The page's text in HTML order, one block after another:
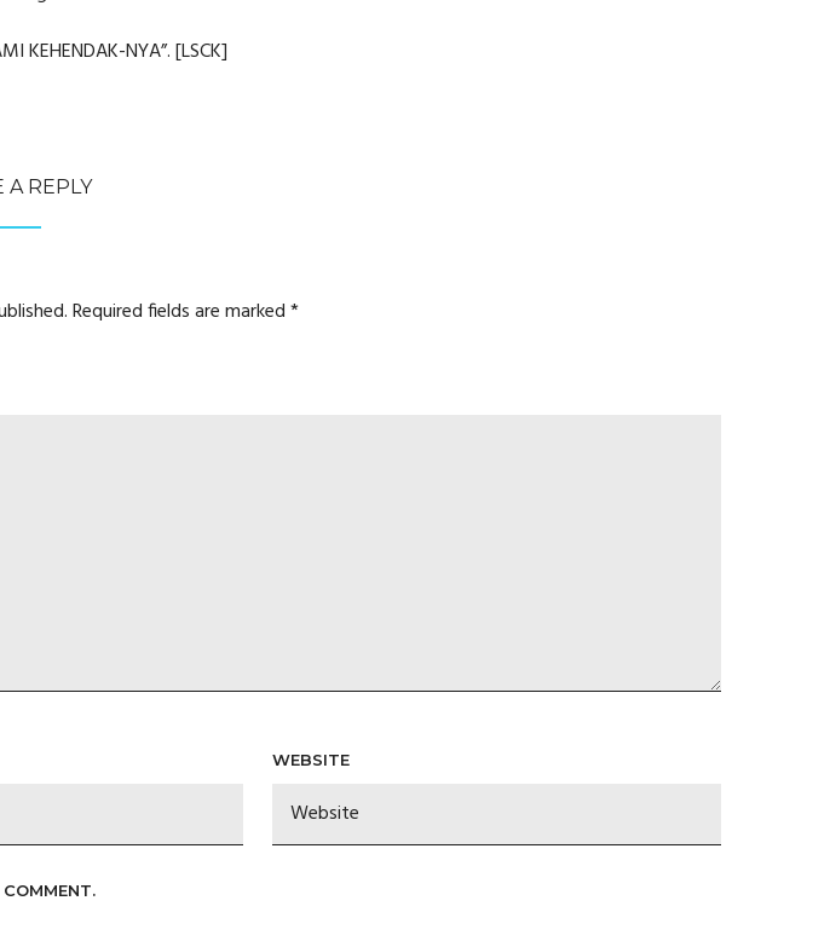
KEHENDAK-NYA”. [LSCK]
A REPLY
Required fields are marked*
WEBSITE